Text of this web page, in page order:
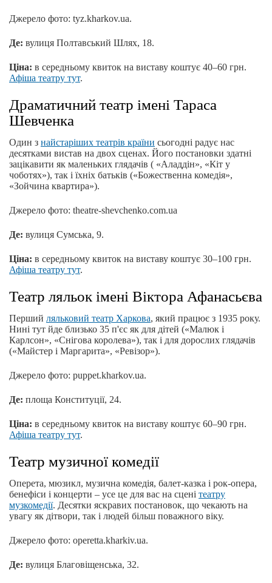
Джерело фото: tyz.kharkov.ua.
Де: вулиця Полтавський Шлях, 18.
Ціна: в середньому квиток на виставу коштує 40–60 грн.
Афіша театру тут.
Драматичний театр імені Тараса
Шевченка
Один з найстаріших театрів країни сьогодні радує нас
десятками вистав на двох сценах. Його постановки здатні
зацікавити як маленьких глядачів ( «Аладдін», «Кіт у
чоботях»), так і їхніх батьків («Божественна комедія»,
«Зойчина квартира»).
Джерело фото: theatre-shevchenko.com.ua
Де: вулиця Сумська, 9.
Ціна: в середньому квиток на виставу коштує 30–100 грн.
Афіша театру тут.
Театр ляльок імені Віктора Афанасьєва
Перший ляльковий театр Харкова, який працює з 1935 року.
Нині тут йде близько 35 п'єс як для дітей («Малюк і
Карлсон», «Снігова королева»), так і для дорослих глядачів
(«Майстер і Маргарита», «Ревізор»).
Джерело фото: puppet.kharkov.ua.
Де: площа Конституції, 24.
Ціна: в середньому квиток на виставу коштує 60–90 грн.
Афіша театру тут.
Театр музичної комедії
Оперета, мюзикл, музична комедія, балет-казка і рок-опера,
бенефіси і концерти – усе це для вас на сцені театру
музкомедії. Десятки яскравих постановок, що чекають на
увагу як дітвори, так і людей більш поважного віку.
Джерело фото: operetta.kharkiv.ua.
Де: вулиця Благовіщенська, 32.